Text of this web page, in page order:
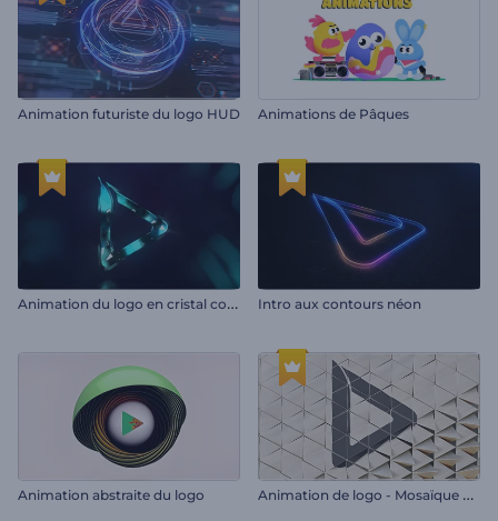
Animation futuriste du logo HUD Animations de Pâques
A
nimation du logo en cristal coloré Intro aux contours néon
Animation abstraite du logo A
nimation de logo - Mosaïque en 3D